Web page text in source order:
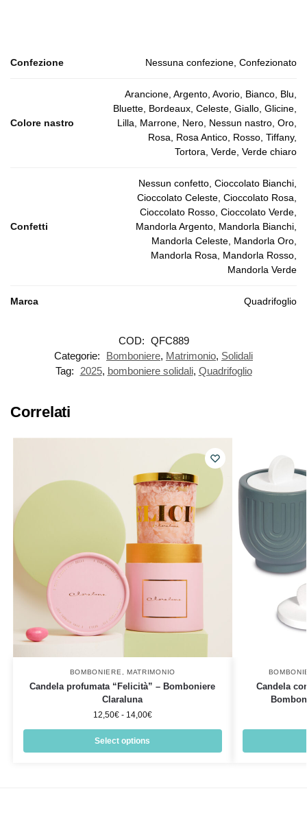
Confezione Nessuna confezione, Confezionato
Colore nastro
Arancione, Argento, Avorio, Bianco, Blu,
Bluette, Bordeaux, Celeste, Giallo, Glicine,
Lilla, Marrone, Nero, Nessun nastro, Oro,
Rosa, Rosa Antico, Rosso, Tiffany,
Tortora, Verde, Verde chiaro
Confetti
Nessun confetto, Cioccolato Bianchi,
Cioccolato Celeste, Cioccolato Rosa,
Cioccolato Rosso, Cioccolato Verde,
Mandorla Argento, Mandorla Bianchi,
Mandorla Celeste, Mandorla Oro,
Mandorla Rosa, Mandorla Rosso,
Mandorla Verde
Marca Quadrifoglio
COD: QFC889
Categorie:
Bomboniere, Matrimonio, Solidali
Tag:
2025, bomboniere solidali, Quadrifoglio
Correlati
BOMBONIERE MATRIMONIO
Candela profumata “Felicità” – Bomboniere
Claraluna
12,50€ - 14,00€
Select options
Candela